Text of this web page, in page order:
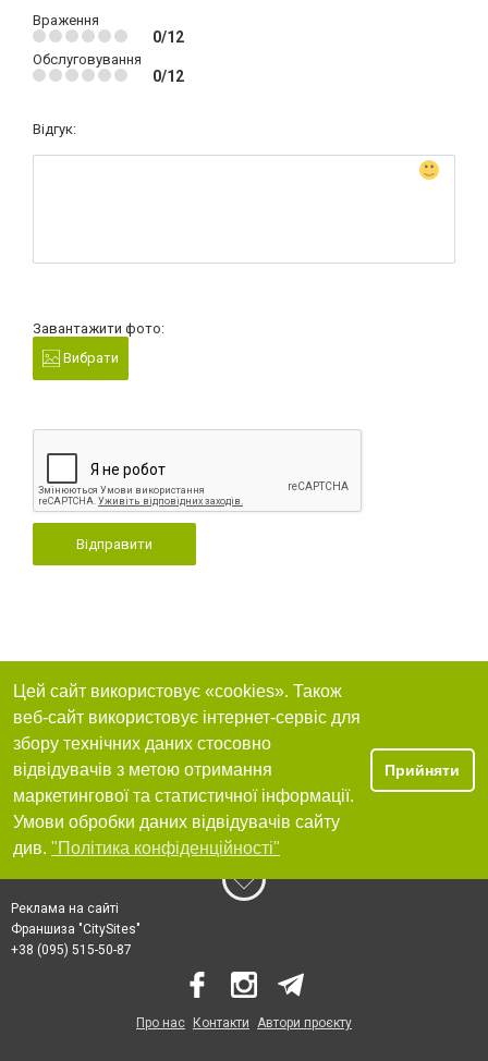
Враження
0/12
Обслуговування
0/12
Відгук:
Завантажити фото:
Вибрати
Відправити
Цей сайт використовує «cookies». Також
веб-сайт використовує інтернет-сервіс для
збору технічних даних стосовно
відвідувачів з метою отримання
маркетингової та статистичної інформації.
Умови обробки даних відвідувачів сайту
див. "Політика конфіденційності"
Прийняти
Реклама на сайті
Франшиза "CitySites"
+38 (095) 515-50-87
Про нас Контакти Автори проєкту